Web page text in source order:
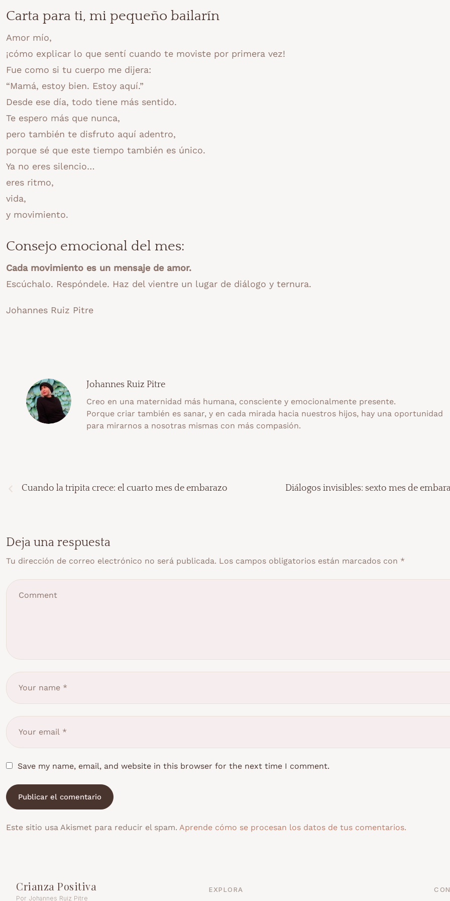
Carta para ti, mi pequeño bailarín
Amor mío,
¡cómo explicar lo que sentí cuando te moviste por primera vez!
Fue como si tu cuerpo me dijera:
“Mamá, estoy bien. Estoy aquí.”
Desde ese día, todo tiene más sentido.
Te espero más que nunca,
pero también te disfruto aquí adentro,
porque sé que este tiempo también es único.
Ya no eres silencio…
eres ritmo,
vida,
y movimiento.
Consejo emocional del mes:
Cada movimiento es un mensaje de amor.
Escúchalo. Respóndele. Haz del vientre un lugar de diálogo y ternura.
Johannes Ruiz Pitre
Johannes Ruiz Pitre
Creo en una maternidad más humana, consciente y emocionalmente presente.
Porque criar también es sanar, y en cada mirada hacia nuestros hijos, hay una oportunidad
para mirarnos a nosotras mismas con más compasión.
Cuando la tripita crece: el cuarto mes de embarazo Diálogos invisibles: sexto mes de
Deja una respuesta
Tu dirección de correo electrónico no será publicada. Los campos obligatorios están marcados con *
Save my name, email, and website in this browser for the next time I comment.
Este sitio usa Akismet para reducir el spam. Aprende cómo se procesan los datos de tus comentarios.
Crianza Positiva
Por Johannes Ruiz Pitre
EXPLORA